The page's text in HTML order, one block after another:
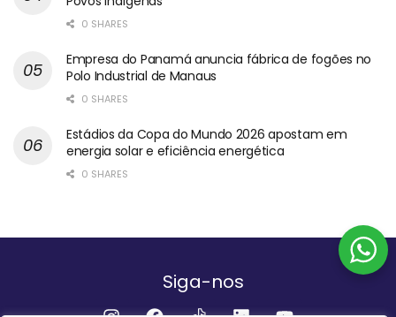
0 SHARES
Empresa do Panamá anuncia fábrica de fogões no
Polo Industrial de Manaus
0 SHARES
Estádios da Copa do Mundo 2026 apostam em
energia solar e eficiência energética
0 SHARES
Siga-nos